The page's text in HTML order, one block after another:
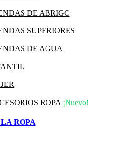
DE ABRIGO
SUPERIORES
DE AGUA
ROPA ¡Nuevo!
ROPA